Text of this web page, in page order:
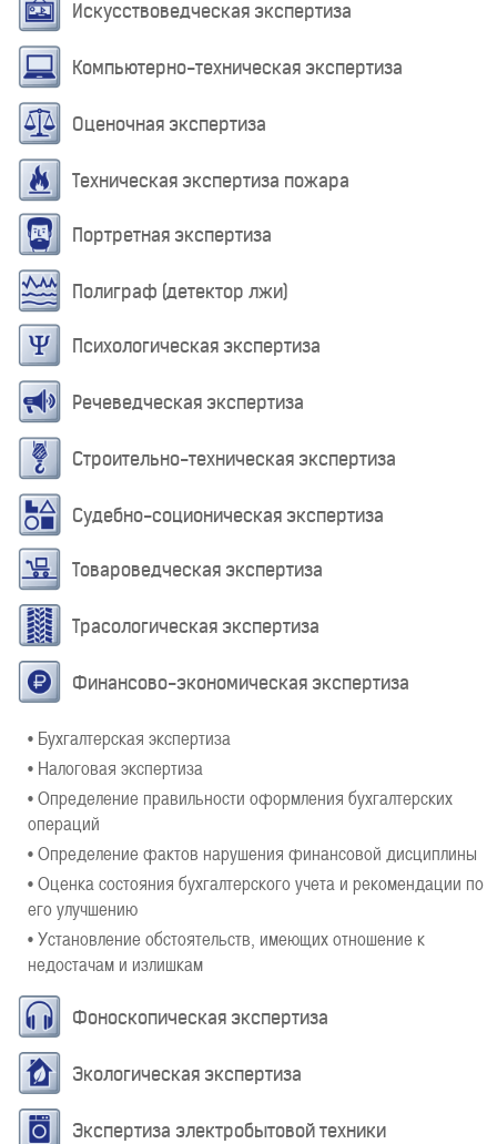
Искусствоведческая экспертиза
Компьютерно-техническая экспертиза
Оценочная экспертиза
Техническая экспертиза пожара
Портретная экспертиза
Полиграф (детектор лжи)
Психологическая экспертиза
Речеведческая экспертиза
Строительно-техническая экспертиза
Судебно-соционическая экспертиза
Товароведческая экспертиза
Трасологическая экспертиза
Финансово-экономическая экспертиза
• Бухгалтерская экспертиза
• Налоговая экспертиза
• Определение правильности оформления бухгалтерских
операций
• Определение фактов нарушения финансовой дисциплины
• Оценка состояния бухгалтерского учета и рекомендации по
его улучшению
• Установление обстоятельств, имеющих отношение к
недостачам и излишкам
Фоноскопическая экспертиза
Экологическая экспертиза
Экспертиза электробытовой техники